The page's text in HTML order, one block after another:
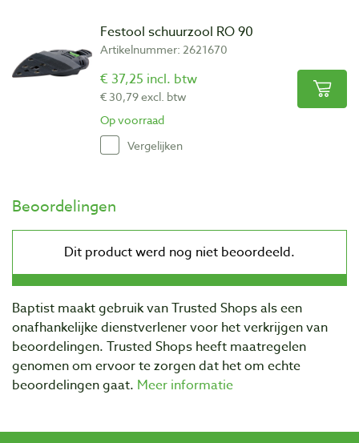
Festool schuurzool RO 90
Artikelnummer: 2621670
€ 37,25 incl. btw
€ 30,79 excl. btw
Op voorraad
Vergelijken
Beoordelingen
Baptist maakt gebruik van Trusted Shops als een
onafhankelijke dienstverlener voor het verkrijgen van
beoordelingen. Trusted Shops heeft maatregelen
genomen om ervoor te zorgen dat het om echte
beoordelingen gaat. Meer informatie